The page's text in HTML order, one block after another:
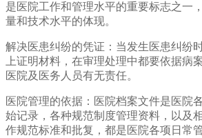
是医院工作和管理水平的重要标志之一
量和技术水平的体现。
解决医患纠纷的凭证：当发生医患纠纷
上证明材料，在审理处理中都要依据病
医院及医务人员有无责任。
医院管理的依据：医院档案文件是医院
始记录，各种规范制度管理资料，以及
作规范标准和批复，都是医院各项日常